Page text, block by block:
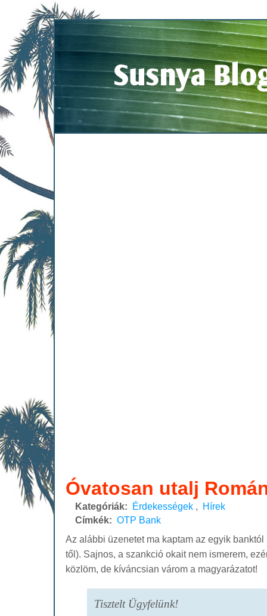
Óvatosan utalj
Kategóriák: Érdekességek , Hírek
Címkék: OTP Bank
Az alábbi üzenetet ma kaptam az egyik
től). Sajnos, a szankció okait nem ismerem,
közlöm, de kíváncsian várom a magyarázatot!
Tisztelt Ügyfelünk!